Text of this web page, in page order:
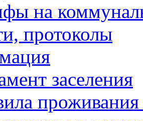
на
протоколы
заселения